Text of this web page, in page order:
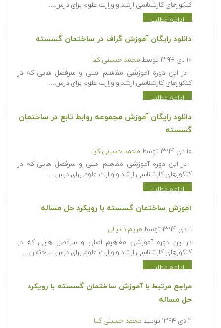
کنکورهای کارشناسی ارشد و وزارت علوم برای درس…
ادامه مطلب
دانلود رایگان آموزش گراف در ساختمان گسسته
۱۰ دی ۱۳۹۴ توسط محمد حسینی کیا
در این دوره آموزشی مفاهیم اصلی و سرفصل هایی که در
کنکورهای کارشناسی ارشد و وزارت علوم برای درس…
ادامه مطلب
دانلود رایگان آموزش مجموعه روابط تابع در ساختمان
گسسته
۱۰ دی ۱۳۹۴ توسط محمد حسینی کیا
در این دوره آموزشی مفاهیم اصلی و سرفصل هایی که در
کنکورهای کارشناسی ارشد و وزارت علوم برای درس…
ادامه مطلب
آموزش ساختمان گسسته با رویکرد حل مساله
۹ دی ۱۳۹۴ توسط مریم دانیالی
در این دوره آموزشی مفاهیم اصلی و سرفصل هایی که در
کنکورهای کارشناسی ارشد و وزارت علوم برای درس ساختمان…
ادامه مطلب
مراجع مرتبط با آموزش ساختمان گسسته با رویکرد
حل مساله
۲ دی ۱۳۹۴ توسط محمد حسینی کیا